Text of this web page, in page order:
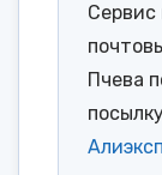
Сервис
Пчева